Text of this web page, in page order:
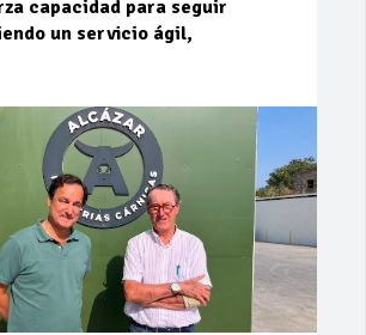
capacidad para seguir
un servicio ágil,